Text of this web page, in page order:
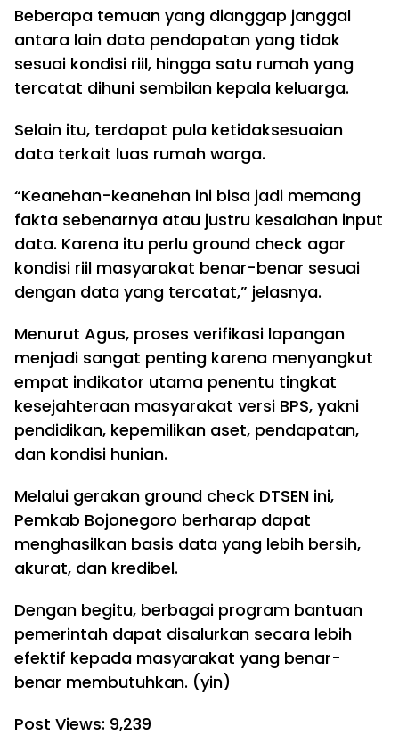
Beberapa temuan yang dianggap janggal
antara lain data pendapatan yang tidak
sesuai kondisi riil, hingga satu rumah yang
tercatat dihuni sembilan kepala keluarga.
Selain itu, terdapat pula ketidaksesuaian
data terkait luas rumah warga.
“Keanehan-keanehan ini bisa jadi memang
fakta sebenarnya atau justru kesalahan input
data. Karena itu perlu ground check agar
kondisi riil masyarakat benar-benar sesuai
dengan data yang tercatat,” jelasnya.
Menurut Agus, proses verifikasi lapangan
menjadi sangat penting karena menyangkut
empat indikator utama penentu tingkat
kesejahteraan masyarakat versi BPS, yakni
pendidikan, kepemilikan aset, pendapatan,
dan kondisi hunian.
Melalui gerakan ground check DTSEN ini,
Pemkab Bojonegoro berharap dapat
menghasilkan basis data yang lebih bersih,
akurat, dan kredibel.
Dengan begitu, berbagai program bantuan
pemerintah dapat disalurkan secara lebih
efektif kepada masyarakat yang benar-
benar membutuhkan. (yin)
Post Views: 9,239